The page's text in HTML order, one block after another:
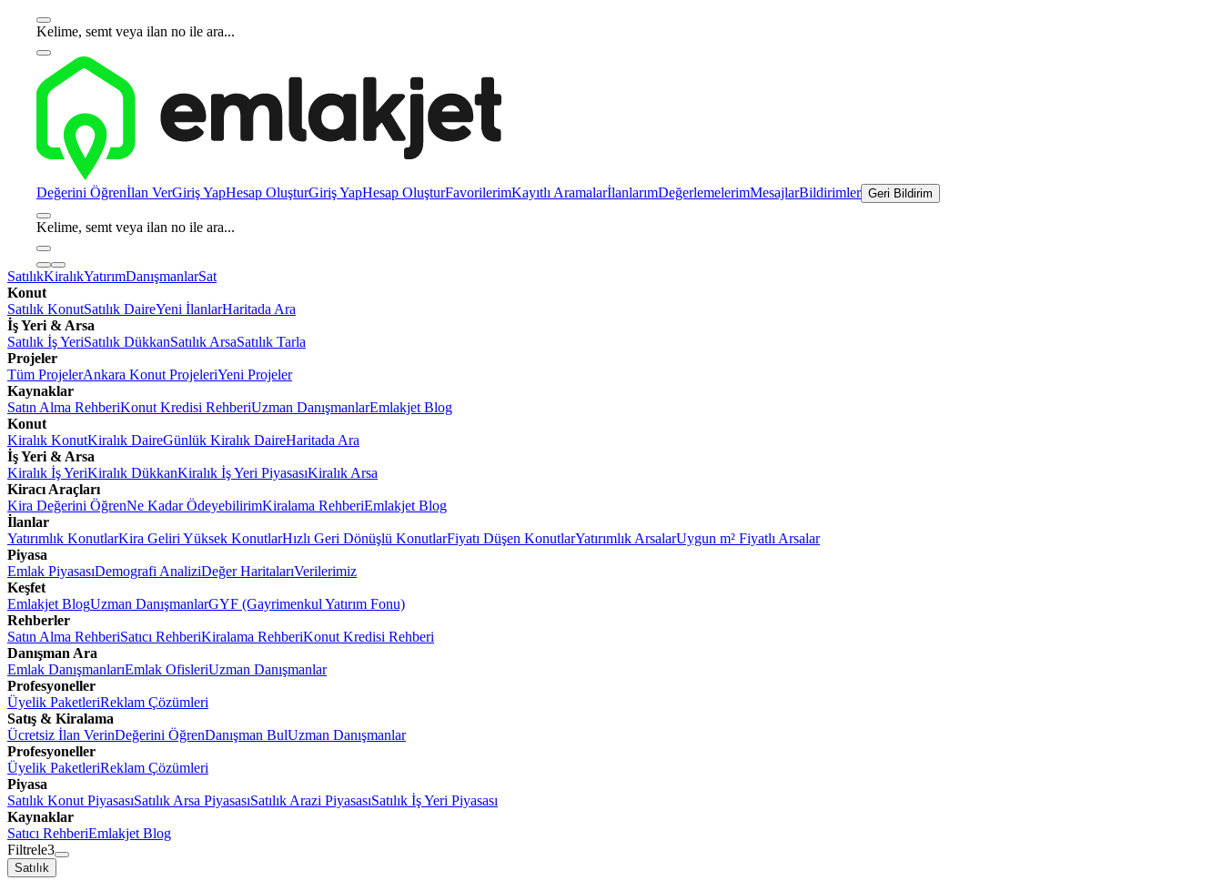
Kelime, semt veya ilan no ile ara...
Değerini Öğrenİlan VerGiriş YapHesap OluşturGiriş YapHesap OluşturFavorilerimKayıtlı AramalarİlanlarımDeğerlemelerimMesajlarBildirimler Geri Bildirim
Kelime, semt veya ilan no ile ara...
SatılıkKiralıkYatırımDanışmanlarSat
Konut
Satılık KonutSatılık DaireYeni İlanlarHaritada Ara
İş Yeri & Arsa
Satılık İş YeriSatılık DükkanSatılık ArsaSatılık Tarla
Projeler
Tüm ProjelerAnkara Konut ProjeleriYeni Projeler
Kaynaklar
Satın Alma RehberiKonut Kredisi RehberiUzman DanışmanlarEmlakjet Blog
Konut
Kiralık KonutKiralık DaireGünlük Kiralık DaireHaritada Ara
İş Yeri & Arsa
Kiralık İş YeriKiralık DükkanKiralık İş Yeri PiyasasıKiralık Arsa
Kiracı Araçları
Kira Değerini ÖğrenNe Kadar ÖdeyebilirimKiralama RehberiEmlakjet Blog
İlanlar
Yatırımlık KonutlarKira Geliri Yüksek KonutlarHızlı Geri Dönüşlü KonutlarFiyatı Düşen KonutlarYatırımlık ArsalarUygun m² Fiyatlı Arsalar
Piyasa
Emlak PiyasasıDemografi AnaliziDeğer HaritalarıVerilerimiz
Keşfet
Emlakjet BlogUzman DanışmanlarGYF (Gayrimenkul Yatırım Fonu)
Rehberler
Satın Alma RehberiSatıcı RehberiKiralama RehberiKonut Kredisi Rehberi
Danışman Ara
Emlak DanışmanlarıEmlak OfisleriUzman Danışmanlar
Profesyoneller
Üyelik PaketleriReklam Çözümleri
Satış & Kiralama
Ücretsiz İlan VerinDeğerini ÖğrenDanışman BulUzman Danışmanlar
Profesyoneller
Üyelik PaketleriReklam Çözümleri
Piyasa
Satılık Konut PiyasasıSatılık Arsa PiyasasıSatılık Arazi PiyasasıSatılık İş Yeri Piyasası
Kaynaklar
Satıcı RehberiEmlakjet Blog
Filtrele3
Satılık